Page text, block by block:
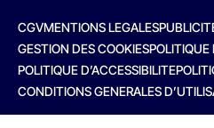
CGVMENTIONS LEGALES
GESTION DES COOKIES
POLITIQUE D’ACCESSIBILITE
CONDITIONS GENERALES